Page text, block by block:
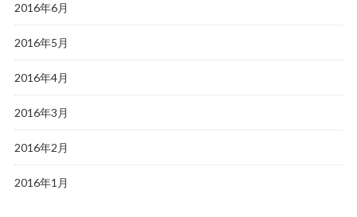
2016年6月
2016年5月
2016年4月
2016年3月
2016年2月
2016年1月